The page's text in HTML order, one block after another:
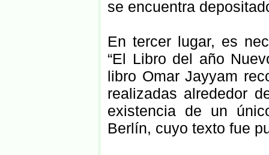
se encuentra
En tercer lugar, es
“El Libro del año
libro Omar Jayyam
realizadas alrededor
existencia de un
Berlín, cuyo texto fue